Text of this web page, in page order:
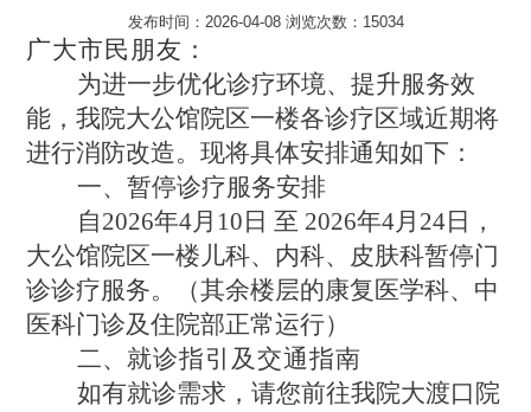
发布时间：2026-04-08 浏览次数：15034
广大市民朋友：
为进一步优化诊疗环境、提升服务效
能，我院大公馆院区一楼各诊疗区域近期将
进行消防改造。现将具体安排通知如下：
一、暂停诊疗服务安排
自2026年4月10日 至 2026年4月24日，
大公馆院区一楼儿科、内科、皮肤科暂停门
诊诊疗服务。
（其余楼层的康复医学科、中
医科门诊及住院部正常运行）
二、就诊指引及交通指南
如有就诊需求，请您前往我院大渡口院